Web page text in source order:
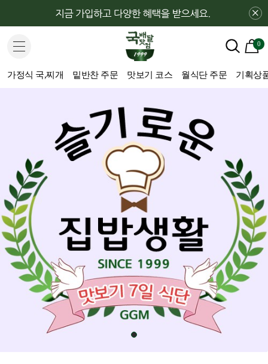
×
0
가정식 국,찌개 밑반찬 주문 맛보기 코스 월식단 주문 기획상